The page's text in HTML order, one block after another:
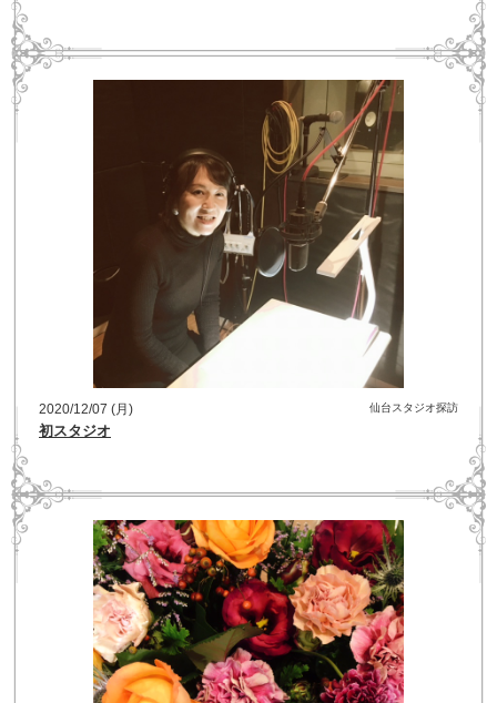
2020/12/07 (月) 仙台スタジオ探訪
初スタジオ